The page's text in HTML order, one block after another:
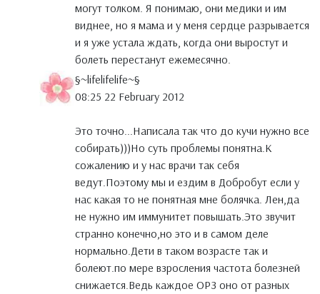
могут толком. Я понимаю, они медики и им
виднее, но я мама и у меня сердце разрывается
и я уже устала ждать, когда они выростут и
болеть перестанут ежемесячно.
§~lifelifelife~§
08:25 22 February 2012
Это точно...Написала так что до кучи нужно все
собирать)))Но суть проблемы понятна.К
сожалению и у нас врачи так себя
ведут.Поэтому мы и ездим в Добробут если у
нас какая то не понятная мне болячка. Лен,да
не нужно им иммунитет повышать.Это звучит
странно конечно,но это и в самом деле
нормально.Дети в таком возрасте так и
болеют.по мере взросления частота болезней
снижается.Ведь каждое ОРЗ оно от разных